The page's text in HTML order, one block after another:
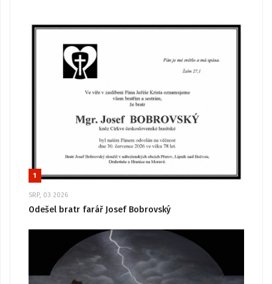
1
SRP, 03 2026
Odešel bratr farář Josef Bobrovský